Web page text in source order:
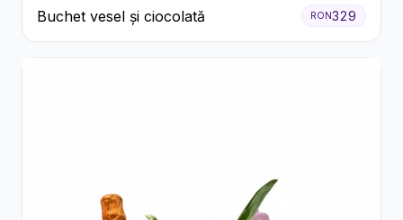
Buchet vesel și ciocolată RON329